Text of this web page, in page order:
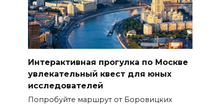
Интерактивная прогулка по Москве
увлекательный квест для юных
исследователей
Попробуйте маршрут от Боровицких